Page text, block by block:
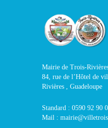
Mairie de Trois-
84, rue de l’Hôtel de
Rivières , Guadeloupe
Standard : 0590 92 90
Mail :